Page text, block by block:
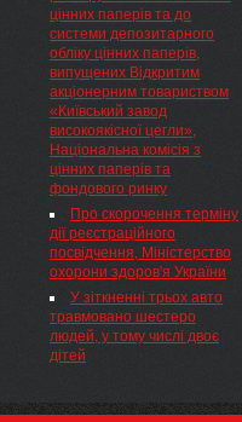
раунду фінансування
Глобального фонду для
боротьби зі СНІДом,
туберкульозом та малярією,
враховуючи листа директора
ДУ "Український медичний та
моніторинговий центр з
алкоголю та наркотиків МОЗ
України" від 28 серпня 2012
року № 1508 щодо
неможливості оформлення
ліцензії, листа заступника
начальника Головного
управління охорони здоров'я
Київської міської державної
адміністрації від 26 жовтня
2012 року № 039-12362/02.01
щодо погодження закладу-
отримувача, НАКАЗУЮ:
цінних паперів та до
системи депозитарного
обліку цінних паперів,
випущених Відкритим
акціонерним товариством
«Київський завод
високоякісної цегли»,
Національна комісія з
цінних паперів та
фондового ринку
Про скорочення терміну
дії реєстраційного
посвідчення, Міністерство
охорони здоров'я України
У зіткненні трьох авто
травмовано шестеро
людей, у тому числі двоє
дітей